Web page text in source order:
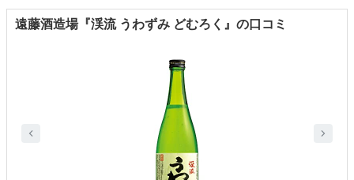
遠藤酒造場『渓流 うわずみ どむろく』の口コミ